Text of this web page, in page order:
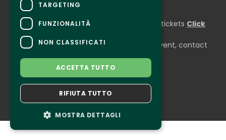
CONTACTS
For information and support in purchasing tickets Click
here
For information on the program and the event, contact
theorganizer.
Accessibility statement
TARGETING
FUNZIONALITÀ
NON CLASSIFICATI
ACCETTA TUTTO
RIFIUTA TUTTO
MOSTRA DETTAGLI